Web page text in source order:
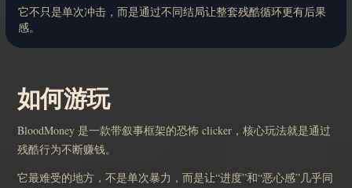
它不只是单次冲击，而是通过不同结局让整套残酷循环更有后果
感。
如何游玩
BloodMoney 是一款带叙事框架的恐怖 clicker，核心玩法就是通过
残酷行为不断赚钱。
它最难受的地方，不是单次暴力，而是让“进度”和“恶心感”几乎同